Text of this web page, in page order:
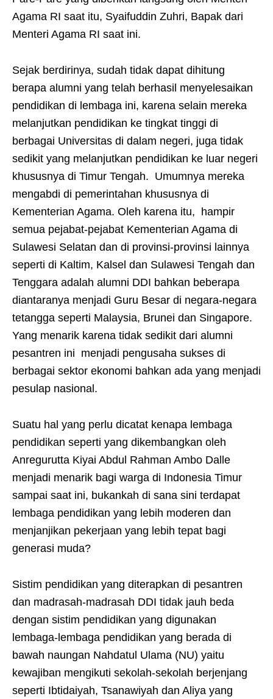
Agama RI saat itu, Syaifuddin Zuhri, Bapak dari
Menteri Agama RI saat ini.
Sejak berdirinya, sudah tidak dapat dihitung
berapa alumni yang telah berhasil menyelesaikan
pendidikan di lembaga ini, karena selain mereka
melanjutkan pendidikan ke tingkat tinggi di
berbagai Universitas di dalam negeri, juga tidak
sedikit yang melanjutkan pendidikan ke luar negeri
khususnya di Timur Tengah. Umumnya mereka
mengabdi di pemerintahan khususnya di
Kementerian Agama. Oleh karena itu, hampir
semua pejabat-pejabat Kementerian Agama di
Sulawesi Selatan dan di provinsi-provinsi lainnya
seperti di Kaltim, Kalsel dan Sulawesi Tengah dan
Tenggara adalah alumni DDI bahkan beberapa
diantaranya menjadi Guru Besar di negara-negara
tetangga seperti Malaysia, Brunei dan Singapore.
Yang menarik karena tidak sedikit dari alumni
pesantren ini menjadi pengusaha sukses di
berbagai sektor ekonomi bahkan ada yang menjadi
pesulap nasional.
Suatu hal yang perlu dicatat kenapa lembaga
pendidikan seperti yang dikembangkan oleh
Anregurutta Kiyai Abdul Rahman Ambo Dalle
menjadi menarik bagi warga di Indonesia Timur
sampai saat ini, bukankah di sana sini terdapat
lembaga pendidikan yang lebih moderen dan
menjanjikan pekerjaan yang lebih tepat bagi
generasi muda?
Sistim pendidikan yang diterapkan di pesantren
dan madrasah-madrasah DDI tidak jauh beda
dengan sistim pendidikan yang digunakan
lembaga-lembaga pendidikan yang berada di
bawah naungan Nahdatul Ulama (NU) yaitu
kewajiban mengikuti sekolah-sekolah berjenjang
seperti Ibtidaiyah, Tsanawiyah dan Aliya yang